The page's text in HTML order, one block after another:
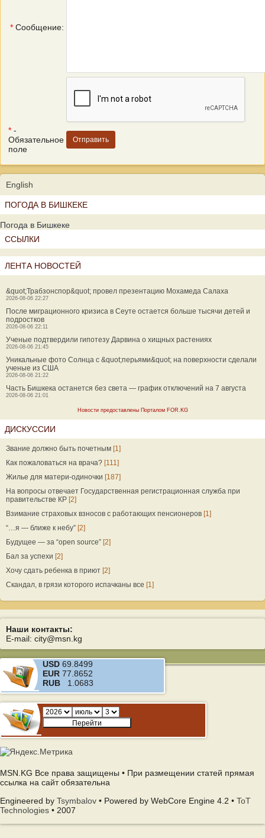
* Сообщение:
* -
Обязательное
поле
English
ПОГОДА В БИШКЕКЕ
Погода в Бишкеке
ССЫЛКИ
ЛЕНТА НОВОСТЕЙ
&quot;Трабзонспор&quot; провел презентацию Мохамеда Салаха
2026-08-06 22:27
После миграционного кризиса в Сеуте остается больше тысячи детей и
подростков
2026-08-06 22:11
Ученые подтвердили гипотезу Дарвина о хищных растениях
2026-08-06 21:45
Уникальные фото Солнца с &quot;перьями&quot; на поверхности сделали
ученые из США
2026-08-06 21:22
Часть Бишкека останется без света — график отключений на 7 августа
2026-08-06 21:01
Новости предоставлены Порталом FOR.KG
ДИСКУССИИ
Звание должно быть почетным [1]
Как пожаловаться на врача? [111]
Жилье для матери-одиночки [187]
На вопросы отвечает Государственная регистрационная служба при
правительстве КР [2]
Взимание страховых взносов с работающих пенсионеров [1]
“…я — ближе к небу” [2]
Будущее — за “open source” [2]
Бал за успехи [2]
Хочу сдать ребенка в приют [2]
Скандал, в грязи которого испачканы все [1]
Наши контакты:
E-mail: city@msn.kg
USD 69.8499
EUR 77.8652
RUB 1.0683
MSN.KG Все права защищены • При размещении статей прямая
ссылка на сайт обязательна
Engineered by Tsymbalov • Powered by WebCore Engine 4.2 • ToT
Technologies • 2007